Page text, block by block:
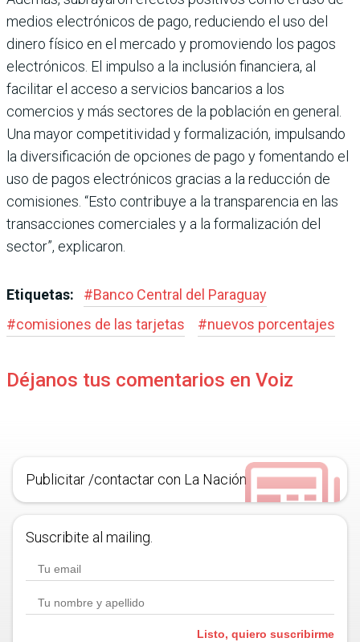
medios electrónicos de pago, reduciendo el uso del
dinero físico en el mercado y pro­moviendo los pagos
electró­nicos. El impulso a la inclu­sión financiera, al
facilitar el acceso a servicios bancarios a los
comercios y más secto­res de la población en general.
Una mayor competitividad y formalización, impulsando
la diversificación de opciones de pago y fomentando el
uso de pagos electrónicos gracias a la reducción de
comisiones. “Esto contribuye a la trans­parencia en las
transacciones comerciales y a la formaliza­ción del
sector”, explicaron.
Etiquetas: #Banco Central del Paraguay
#comisiones de las tarjetas #nuevos porcentajes
Déjanos tus comentarios en Voiz
Publicitar /contactar con La Nación
Suscribite al mailing.
Listo, quiero suscribirme